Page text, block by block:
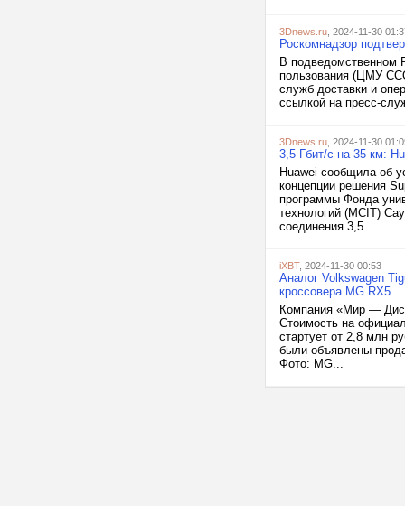
3Dnews.ru , 2024-11-30
Роскомнадзор
В подведомственном
пользования (ЦМУ
служб доставки и
ссылкой на пресс-
3Dnews.ru , 2024-11-30
3,5 Гбит/с на 35 км:
Huawei сообщила об
концепции решения
программы Фонда
технологий (MCIT)
соединения 3,5...
iXBT, 2024-11-30 00:53
Аналог Volkswagen
кроссовера MG RX5
Компания «Мир —
Стоимость на
стартует от 2,8 млн
были объявлены
Фото: MG...